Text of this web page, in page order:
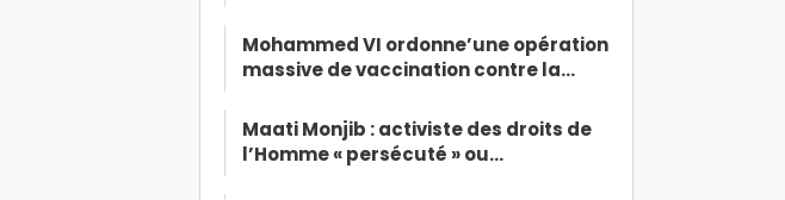
Mohammed VI ordonne’une opération
massive de vaccination contre la…
Maati Monjib : activiste des droits de
l’Homme « persécuté » ou…